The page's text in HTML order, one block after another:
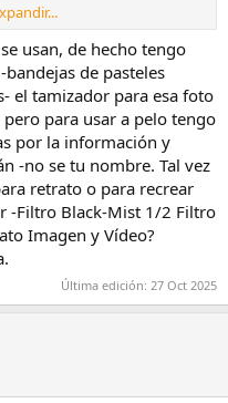
pero ya sabeemos que
el final tienes 5 superficies
usan, de hecho tengo
de pasteles
el tamizador para esa foto
para usar a pelo tengo
por la información y
-no se tu nombre. Tal vez
retrato o para recrear
-Filtro Black-Mist 1/2 Filtro
Imagen y Vídeo?
Última edición: 27 Oct 2025